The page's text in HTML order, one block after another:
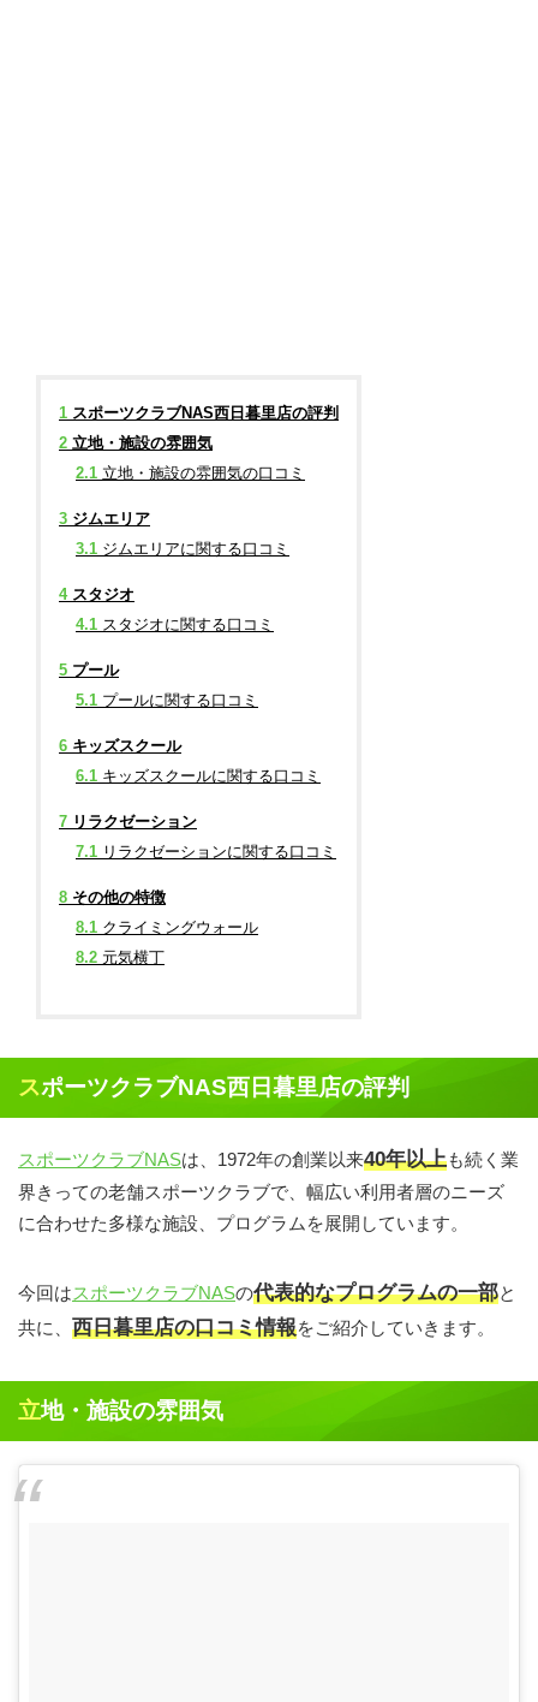
1 スポーツクラブNAS西日暮里店の評判
2 立地・施設の雰囲気
2.1 立地・施設の雰囲気の口コミ
3 ジムエリア
3.1 ジムエリアに関する口コミ
4スタジオ
4.1 スタジオに関する口コミ
5 プール
5.1 プールに関する口コミ
6 キッズスクール
6.1 キッズスクールに関する口コミ
7 リラクゼーション
7.1 リラクゼーションに関する口コミ
8 その他の特徴
8.1 クライミングウォール
8.2 元気横丁
スポーツクラブNAS西日暮里店の評判
スポーツクラブNASは、1972年の創業以来40年以上も続く業
界きっての老舗スポーツクラブで、幅広い利用者層のニーズ
に合わせた多様な施設、プログラムを展開しています。
今回はスポーツクラブNASの代表的なプログラムの一部と
共に、 西日暮里店の口コミ情報をご紹介していきます。
立地・施設の雰囲気